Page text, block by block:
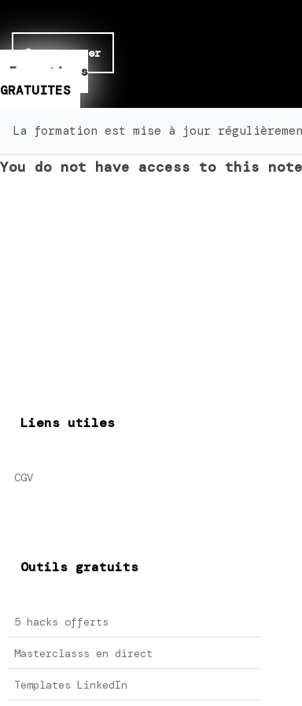
Se connecter
Formations
GRATUITES
La formation est mise à jour
You do not have access to this
Liens utiles
CGV
Outils gratuits
5 hacks offerts
Masterclasss en direct
Templates LinkedIn